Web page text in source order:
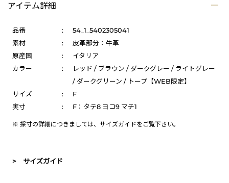
アイテム詳細
品番 :
54_1_5402305041
素材
:
皮革部分：牛革
原産国
:
イタリア
カラー
:
レッド / ブラウン / ダークグレー / ライトグレー
/ ダークグリーン / トープ【WEB限定】
サイズ
:
F
実寸
: F：タテ8 ヨコ9 マチ1
※ 採寸の詳細につきましては、 サイズガイドをご覧下さい。
> サイズガイド